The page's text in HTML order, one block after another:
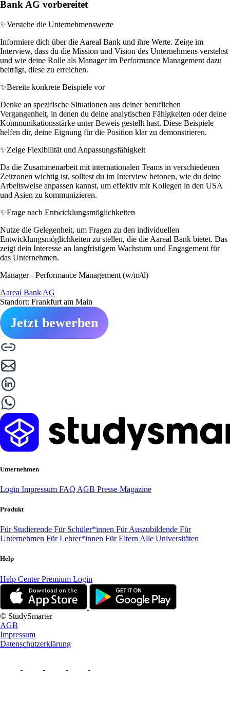
Bank AG vorbereitet
✨Verstehe die Unternehmenswerte
Informiere dich über die Aareal Bank und ihre Werte. Zeige im
Interview, dass du die Mission und Vision des Unternehmens verstehst
und wie deine Rolle als Manager im Performance Management dazu
beiträgt, diese zu erreichen.
✨Bereite konkrete Beispiele vor
Denke an spezifische Situationen aus deiner beruflichen
Vergangenheit, in denen du deine analytischen Fähigkeiten oder deine
Kommunikationsstärke unter Beweis gestellt hast. Diese Beispiele
helfen dir, deine Eignung für die Position klar zu demonstrieren.
✨Zeige Flexibilität und Anpassungsfähigkeit
Da die Zusammenarbeit mit internationalen Teams in verschiedenen
Zeitzonen wichtig ist, solltest du im Interview betonen, wie du deine
Arbeitsweise anpassen kannst, um effektiv mit Kollegen in den USA
und Asien zu kommunizieren.
✨Frage nach Entwicklungsmöglichkeiten
Nutze die Gelegenheit, um Fragen zu den individuellen
Entwicklungsmöglichkeiten zu stellen, die die Aareal Bank bietet. Das
zeigt dein Interesse an langfristigem Wachstum und Engagement für
das Unternehmen.
Manager - Performance Management (w/m/d)
Aareal Bank AG
Standort: Frankfurt am Main
Jetzt bewerben
Unternehmen
Login Impressum FAQ AGB Presse Magazine
Produkt
Für Studierende Für Schüler*innen Für Auszubildende Für
Unternehmen Für Lehrer*innen Für Eltern Alle Universitäten
Help
Help CenterPremium Login
© StudySmarter
AGB
Impressum
Datenschutzerklärung